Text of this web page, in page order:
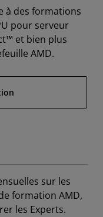
à des formations
pour serveur
et bien plus
AMD.
sur les
formation AMD,
les Experts.